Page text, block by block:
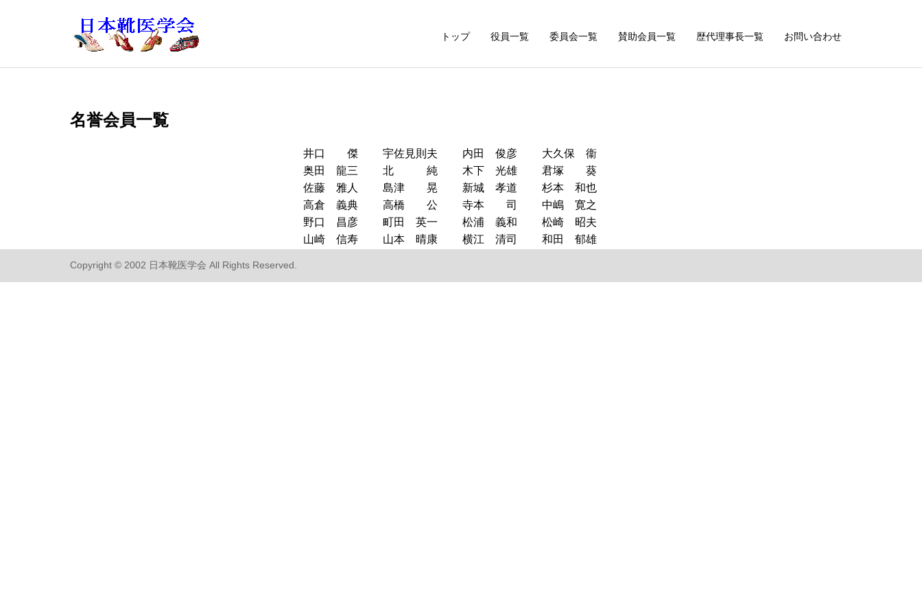
トップ 役員一覧 委員会一覧 賛助会員一覧 歴代理事長一覧 お問い合わせ
名誉会員一覧
井口 傑 宇佐見則夫 内田 俊彦
大久保 衞
奥田 龍三
北 純 木下 光雄
君塚 葵
佐藤 雅人
島津 晃 新城 孝道
杉本 和也
高倉 義典
高橋 公 寺本 司
中嶋 寛之
野口 昌彦
町田 英一 松浦 義和
松崎 昭夫
山崎 信寿
山本 晴康 横江 清司 和田 郁雄
Copyright © 2002 日本靴医学会 All Rights Reserved.